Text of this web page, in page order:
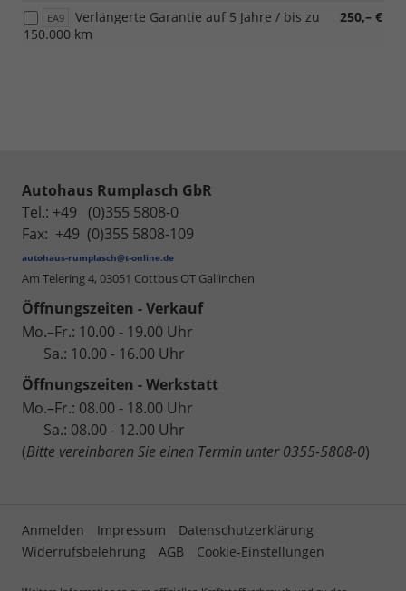
EA9 250,– €
Verlängerte Garantie auf 5 Jahre / bis zu
150.000 km
Autohaus Rumplasch GbR
Tel.: +49 (0)355 5808-0
Fax: +49 (0)355 5808-109
autohaus-rumplasch@t-online.de
Am Telering 4, 03051 Cottbus OT Gallinchen
Öffnungszeiten - Verkauf
Mo.–Fr.: 10.00 - 19.00 Uhr
Sa.: 10.00 - 16.00 Uhr
Öffnungszeiten - Werkstatt
Mo.–Fr.: 08.00 - 18.00 Uhr
Sa.: 08.00 - 12.00 Uhr
(Bitte vereinbaren Sie einen Termin unter 0355-5808-0)
Anmelden Impressum
Datenschutzerklärung
Widerrufsbelehrung
AGB Cookie-Einstellungen